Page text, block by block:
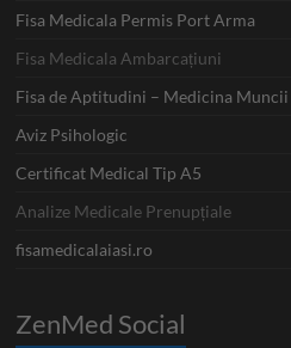
Fisa Medicala Permis Port Arma
Fisa Medicala Ambarcațiuni
Fisa de Aptitudini – Medicina Muncii
Aviz Psihologic
Certificat Medical Tip A5
Analize Medicale Prenupțiale
fisamedicalaiasi.ro
ZenMed Social